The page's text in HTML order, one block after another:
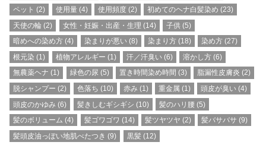
ペット (2) 使用量(4) 使用頻度(2) 初めてのヘナ白髪染め (23)
天使の輪 (2) 女性・妊娠・出産・生理 (14) 子供(5)
暗めへの染め方 (4) 染まりが悪い(8) 染まり方(18) 染め方 (27)
根元染 (1) 植物アレルギー (1) 汗／汗臭い(6) 溶かし方 (6)
無農薬ヘナ (1) 緑色の尿 (5) 置き時間染め時間 (3) 脂漏性皮膚炎 (2)
脱シャンプー (2) 色落ち (10) 赤み (1) 重金属 (1) 頭皮が臭い (4)
頭皮のかゆみ (6) 髪きしむギシギシ (10) 髪のハリ腰 (5)
髪のボリューム (4) 髪ゴワゴワ (14) 髪ツヤツヤ (2) 髪バサバサ (9)
髪頭皮油っぽい地肌べたつき (9) 黒髪(12)